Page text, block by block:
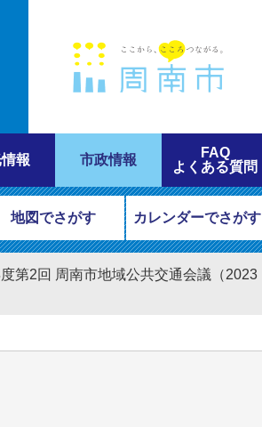
報 市政情報
FAQ
よくある質問
地図でさがす カレンダーでさがす
度第2回 周南市地域公共交通会議（2023